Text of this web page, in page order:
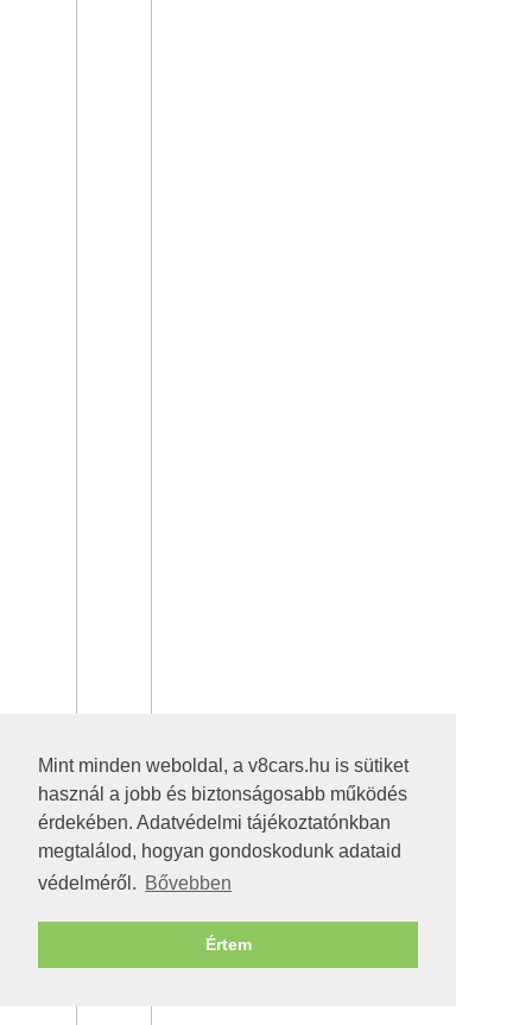
Mint minden weboldal, a v8cars.hu is sütiket
használ a jobb és biztonságosabb működés
érdekében. Adatvédelmi tájékoztatónkban
megtalálod, hogyan gondoskodunk adataid
védelméről. Bővebben
Értem